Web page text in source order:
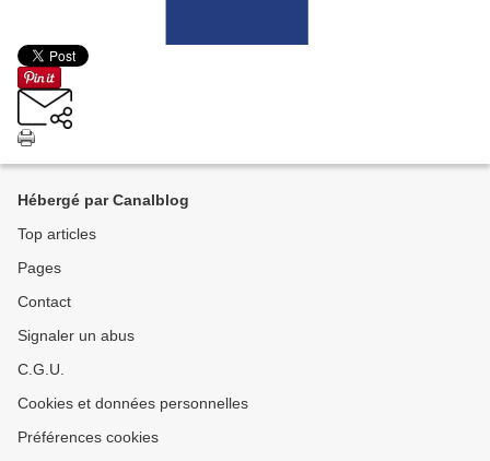
Hébergé par Canalblog
Top articles
Pages
Contact
Signaler un abus
C.G.U.
Cookies et données personnelles
Préférences cookies